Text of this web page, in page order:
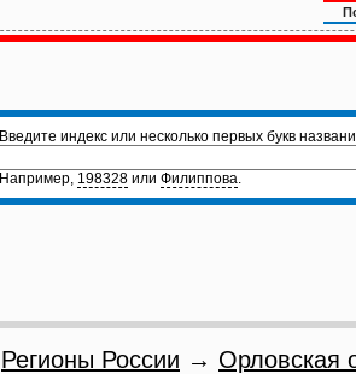
Введите индекс или несколько первых букв
Например, 198328 или Филиппова.
Регионы России → Орловская